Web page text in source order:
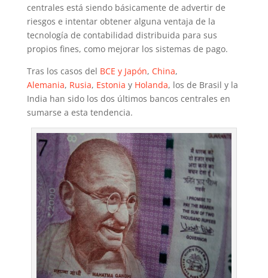
centrales está siendo básicamente de advertir de
riesgos e intentar obtener alguna ventaja de la
tecnología de contabilidad distribuida para sus
propios fines, como mejorar los sistemas de pago.
Tras los casos del BCE y Japón, China,
Alemania, Rusia, Estonia y Holanda, los de Brasil y la
India han sido los dos últimos bancos centrales en
sumarse a esta tendencia.